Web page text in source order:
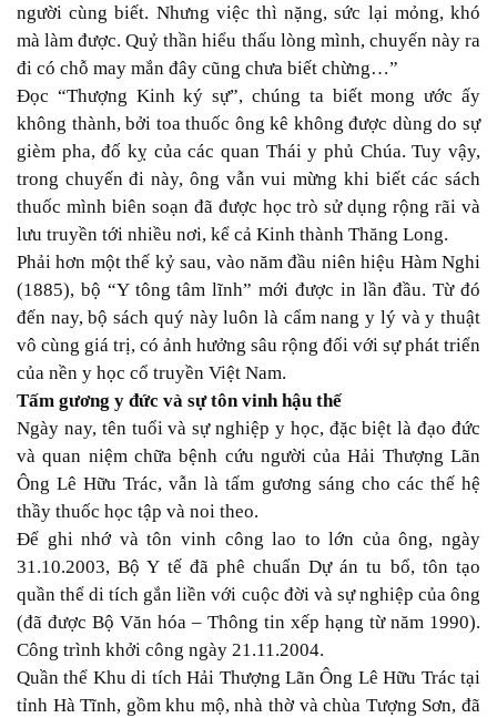
người cùng biết. Nhưng việc thì nặng, sức lại mỏng, khó
mà làm được. Quỷ thần hiểu thấu lòng mình, chuyến này ra
đi có chỗ may mắn đây cũng chưa biết chừng…”
Đọc “Thượng Kinh ký sự”, chúng ta biết mong ước ấy
không thành, bởi toa thuốc ông kê không được dùng do sự
gièm pha, đố kỵ của các quan Thái y phủ Chúa. Tuy vậy,
trong chuyến đi này, ông vẫn vui mừng khi biết các sách
thuốc mình biên soạn đã được học trò sử dụng rộng rãi và
lưu truyền tới nhiều nơi, kể cả Kinh thành Thăng Long.
Phải hơn một thế kỷ sau, vào năm đầu niên hiệu Hàm Nghi
(1885), bộ “Y tông tâm lĩnh” mới được in lần đầu. Từ đó
đến nay, bộ sách quý này luôn là cẩm nang y lý và y thuật
vô cùng giá trị, có ảnh hưởng sâu rộng đối với sự phát triển
của nền y học cổ truyền Việt Nam.
Tấm gương y đức và sự tôn vinh hậu thế
Ngày nay, tên tuổi và sự nghiệp y học, đặc biệt là đạo đức
và quan niệm chữa bệnh cứu người của Hải Thượng Lãn
Ông Lê Hữu Trác, vẫn là tấm gương sáng cho các thế hệ
thầy thuốc học tập và noi theo.
Để ghi nhớ và tôn vinh công lao to lớn của ông, ngày
31.10.2003, Bộ Y tế đã phê chuẩn Dự án tu bổ, tôn tạo
quần thể di tích gắn liền với cuộc đời và sự nghiệp của ông
(đã được Bộ Văn hóa – Thông tin xếp hạng từ năm 1990).
Công trình khởi công ngày 21.11.2004.
Quần thể Khu di tích Hải Thượng Lãn Ông Lê Hữu Trác tại
tỉnh Hà Tĩnh, gồm khu mộ, nhà thờ và chùa Tượng Sơn, đã